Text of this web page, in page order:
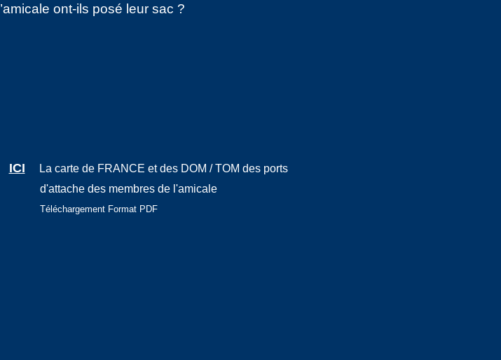
ont-ils posé leur sac ?
ICI La carte de FRANCE et des DOM / TOM des ports
d'attache des membres de l'amicale
Téléchargement Format PDF